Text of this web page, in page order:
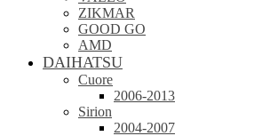
ZIKMAR
GOOD GO
AMD
DAIHATSU
Cuore
2006-2013
Sirion
2004-2007